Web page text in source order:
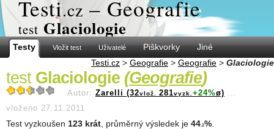
Testi.cz – Geografie
test Glaciologie
Testy Vložit test Uživatelé Piškvorky
Jiné
Testi.cz > Geografie > Geografie > Glaciologie
test Glaciologie (Geografie)
Autor: Zarelli (32vlož. 281vyzk. +24%ø) ...
vloženo 27.11.2011
Test vyzkoušen 123 krát , průměrný výsledek je 44 .2%